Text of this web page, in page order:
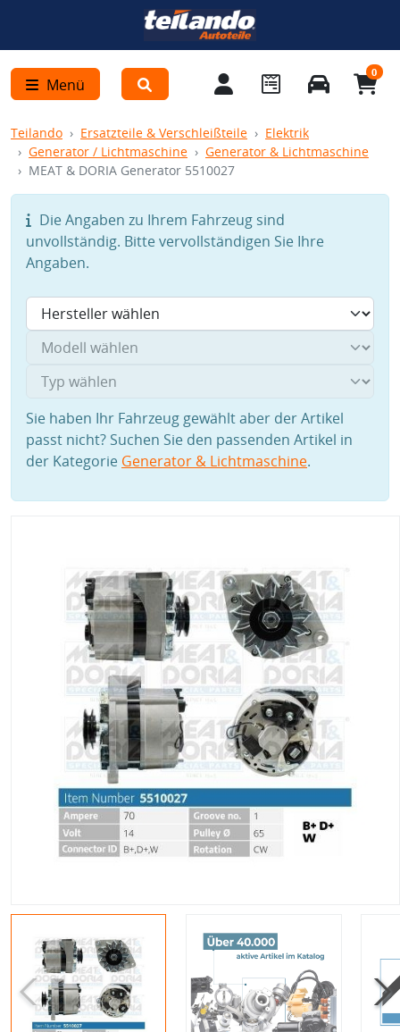
Menü
0
Teilando Ersatzteile & Verschleißteile
Elektrik
Generator / Lichtmaschine
Generator & Lichtmaschine
MEAT & DORIA Generator 5510027
Die Angaben zu Ihrem Fahrzeug sind
unvollständig. Bitte vervollständigen Sie Ihre
Angaben.
Sie haben Ihr Fahrzeug gewählt aber der Artikel
passt nicht? Suchen Sie den passenden Artikel in
der Kategorie Generator & Lichtmaschine.